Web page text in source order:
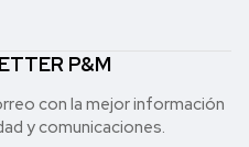
P&M
con la mejor in formación
y comunicaciones.